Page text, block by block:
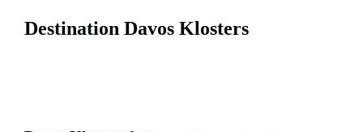
Destination Davos Klosters